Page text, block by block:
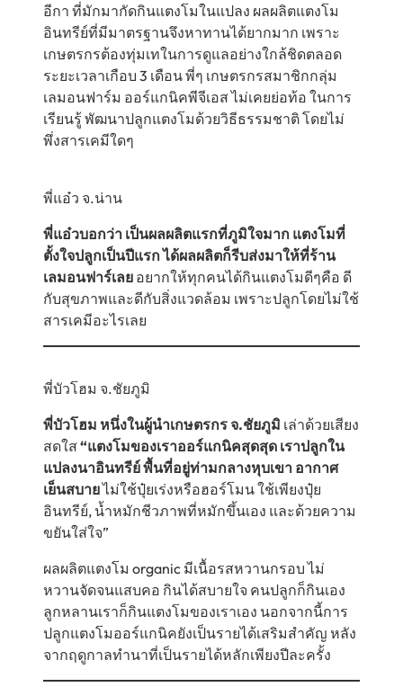
อีกา ที่มักมากัดกินแตงโมในแปลง ผลผลิตแตงโม
อินทรีย์ที่มีมาตรฐานจึงหาทานได้ยากมาก เพราะ
เกษตรกรต้องทุ่มเทในการดูแลอย่างใกล้ชิดตลอด
ระยะเวลาเกือบ 3 เดือน พี่ๆ เกษตรกรสมาชิกกลุ่ม
เลมอนฟาร์ม ออร์แกนิคพีจีเอส ไม่เคยย่อท้อ ในการ
เรียนรู้ พัฒนาปลูกแตงโมด้วยวิธีธรรมชาติ โดยไม่
พึ่งสารเคมีใดๆ
พี่แอ๋ว จ.น่าน
พี่แอ๋วบอกว่า เป็นผลผลิตแรกที่ภูมิใจมาก แตงโมที่
ตั้งใจปลูกเป็นปีแรก ได้ผลผลิตก็รีบส่งมาให้ที่ร้าน
เลมอนฟาร์เลย อยากให้ทุกคนได้กินแตงโมดีๆคือ ดี
กับสุขภาพและดีกับสิ่งแวดล้อม เพราะปลูกโดยไม่ใช้
สารเคมีอะไรเลย
พี่บัวโฮม จ.ชัยภูมิ
พี่บัวโฮม หนึ่งในผู้นำเกษตรกร จ.ชัยภูมิ เล่าด้วยเสียง
สดใส“แตงโมของเราออร์แกนิคสุดสุด เราปลูกใน
แปลงนาอินทรีย์ พื้นที่อยู่ท่ามกลางหุบเขา อากาศ
เย็นสบายไม่ใช้ปุ๋ยเร่งหรือฮอร์โมน ใช้เพียงปุ๋ย
อินทรีย์, น้ำหมักชีวภาพที่หมักขึ้นเอง และด้วยความ
ขยันใส่ใจ”
ผลผลิตแตงโม organic มีเนื้อรสหวานกรอบ ไม่
หวานจัดจนแสบคอ กินได้สบายใจ คนปลูกก็กินเอง
ลูกหลานเราก็กินแตงโมของเราเอง นอกจากนี้การ
ปลูกแตงโมออร์แกนิคยังเป็นรายได้เสริมสำคัญ หลัง
จากฤดูกาลทำนาที่เป็นรายได้หลักเพียงปีละครั้ง